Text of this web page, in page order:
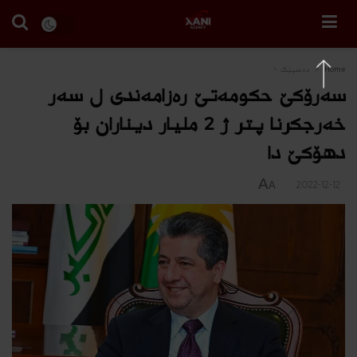
Home دەسپێک ١
سەرۆکێ حکومەتێ رەزامەندی ل سەر
خەرجکرنا پتر ژ 2 ملیار دیناران بۆ
دهۆکێ دا
A
A